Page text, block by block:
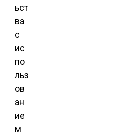
ьст
ва
с
ис
по
льз
ов
ан
ие
м